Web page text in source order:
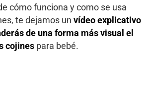
cómo funciona y como se usa
te dejamos un vídeo explicativo
de una forma más visual el
cojines para bebé.